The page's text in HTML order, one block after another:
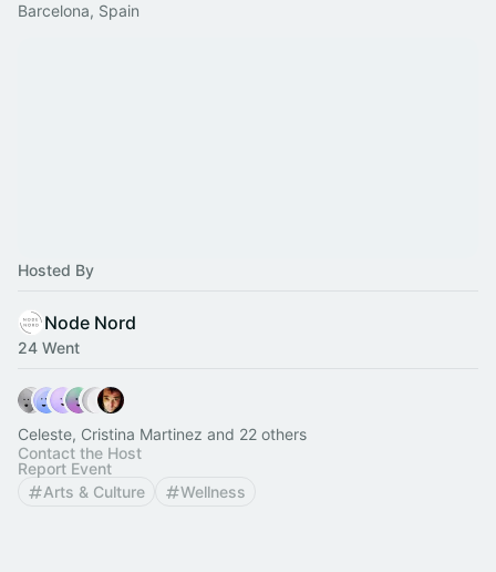
Barcelona, Spain
Hosted By
Node Nord
24 Went
Celeste, Cristina Martinez and 22 others
Contact the Host
Report Event
Arts & Culture
Wellness